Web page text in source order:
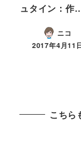
ュタイン：作
ニコ
2017年4月11
こちら